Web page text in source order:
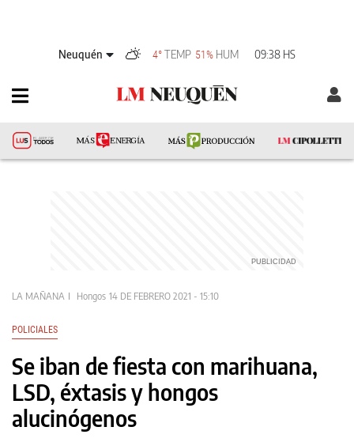
Neuquén 4° TEMP 51% HUM 09:38 HS
LA MAÑANA Hongos 14 DE FEBRERO 2021 - 15:10
POLICIALES
Se iban de fiesta con marihuana,
LSD, éxtasis y hongos
alucinógenos